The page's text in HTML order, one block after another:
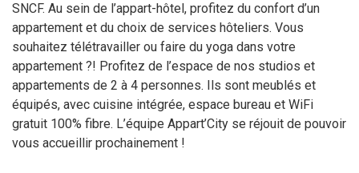
SNCF. Au sein de l’appart-hôtel, profitez du confort d’un
appartement et du choix de services hôteliers. Vous
souhaitez télétravailler ou faire du yoga dans votre
appartement ?! Profitez de l’espace de nos studios et
appartements de 2 à 4 personnes. Ils sont meublés et
équipés, avec cuisine intégrée, espace bureau et WiFi
gratuit 100% fibre. L’équipe Appart’City se réjouit de pouvoir
vous accueillir prochainement !